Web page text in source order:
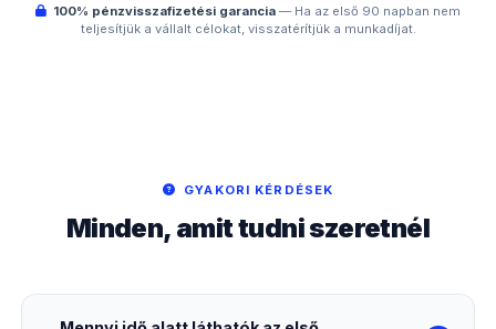
100% pénzvisszafizetési garancia — Ha az első 90 napban nem
teljesítjük a vállalt célokat, visszatérítjük a munkadíjat.
GYAKORI KÉRDÉSEK
Minden, amit tudni szeretnél